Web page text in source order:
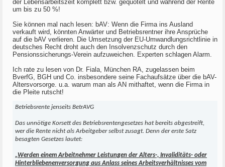
der Lebensarbeitszeit komplett bzw. gequotelt und während der Rente
um bis zu 50 %!
Sie können mal nach lesen: bAV: Wenn die Firma ins Ausland
verkauft wird, könnten Anwärter und Betriebsrentner ihre Ansprüche
auf die bAV verlieren. Die Umsetzung der EU-Umwandlungsrichtlinie in
deutsches Recht droht auch den Insolvenzschutz durch den
Pensionssicherungs-Verein aufzuweichen. Experten schlagen Alarm.
Ich rate zu lesen von Dr. Fiala, München RA, zugelassen beim
BverfG, BGH und Co. insbesondere seine Fachaufsätze über die bAV-
Altersvorsorge. u.a. warum man als AN mithaftet, wenn die Firma in
die Pleite rutscht!
Betriebsrente jenseits BetrAVG
Das unnötige Korsett des Betriebsrentengesetzes hat bereits abgestreift,
wer die Rente nicht als Arbeitgeber selbst zusagt. Denn der erste Satz
besagten Gesetzes lautet:
„Werden einem Arbeitnehmer Leistungen der Alters-, Invaliditäts- oder
Hinterbliebenenversorgung aus Anlass seines Arbeitsverhältnisses vom